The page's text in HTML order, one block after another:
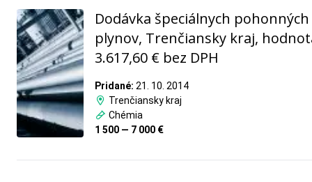
Dodávka špeciálnych pohonných
plynov, Trenčiansky kraj,
3.617,60 € bez DPH
Pridané: 21. 10. 2014
Trenčiansky kraj
Chémia
1 500 — 7 000 €